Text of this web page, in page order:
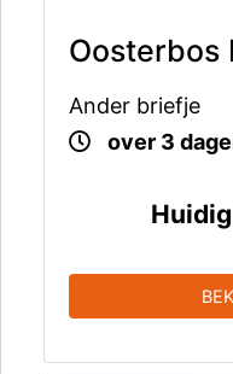
Oosterbos
Ander briefje
over 3